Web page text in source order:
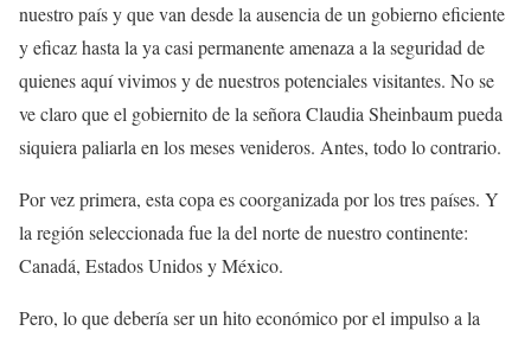
nuestro país y que van desde la ausencia de un gobierno eficiente
y eficaz hasta la ya casi permanente amenaza a la seguridad de
quienes aquí vivimos y de nuestros potenciales visitantes. No se
ve claro que el gobiernito de la señora Claudia Sheinbaum pueda
siquiera paliarla en los meses venideros. Antes, todo lo contrario.
Por vez primera, esta copa es coorganizada por los tres países. Y
la región seleccionada fue la del norte de nuestro continente:
Canadá, Estados Unidos y México.
Pero, lo que debería ser un hito económico por el impulso a la